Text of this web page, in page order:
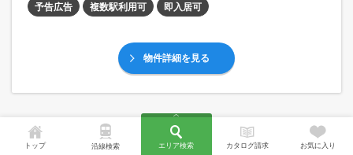
トップ 沿線検索 エリア検索 カタログ請求 お気に入り
予告広告 複数駅利用可 即入居可
物件詳細を見る